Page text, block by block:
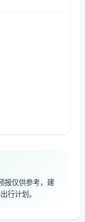
报仅供参考，建
行计划。